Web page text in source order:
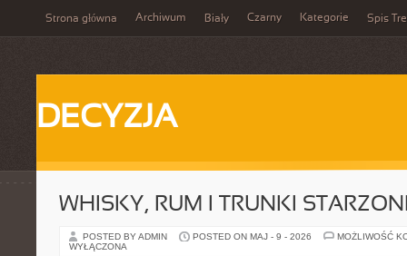
Strona główna Archiwum Biały Czarny Kategorie Spis
DECYZJA
WHISKY, RUM I TRUNKI
POSTED BY ADMIN POSTED ON MAJ - 9 - 2026
MOŻLIWOŚĆ
WYŁĄCZONA